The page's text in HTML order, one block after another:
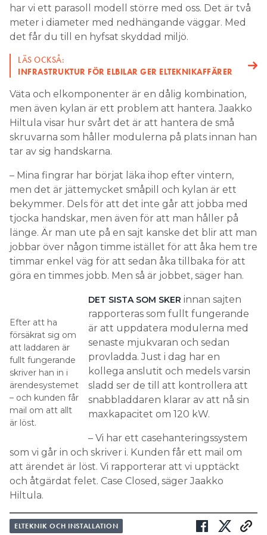
har vi ett parasoll modell större med oss. Det är två
meter i diameter med nedhängande väggar. Med
det får du till en hyfsat skyddad miljö.
LÄS OCKSÅ:
INFRASTRUKTUR FÖR ELBILAR GER ELTEKNIKAFFÄRER
Väta och elkomponenter är en dålig kombination,
men även kylan är ett problem att hantera. Jaakko
Hiltula visar hur svårt det är att hantera de små
skruvarna som håller modulerna på plats innan han
tar av sig handskarna.
– Mina fingrar har börjat läka ihop efter vintern,
men det är jättemycket småpill och kylan är ett
bekymmer. Dels för att det inte går att jobba med
tjocka handskar, men även för att man håller på
länge. Är man ute på en sajt kanske det blir att man
jobbar över någon timme istället för att åka hem tre
timmar enkel väg för att sedan åka tillbaka för att
göra en timmes jobb. Men så är jobbet, säger han.
Efter att ha
försäkrat sig om
att laddaren är
fullt fungerande
skriver han in i
ärendesystemet
– och kunden får
mail om att allt
är löst.
DET SISTA SOM SKER innan sajten
rapporteras som fullt fungerande
är att uppdatera modulerna med
senaste mjukvaran och sedan
provladda. Just i dag har en
kollega anslutit och medels varsin
sladd ser de till att kontrollera att
snabbladdaren klarar av att nå sin
maxkapacitet om 120 kW.
– Vi har ett casehanteringssystem
som vi går in och skriver i. Kunden får ett mail om
att ärendet är löst. Vi rapporterar att vi upptäckt
och åtgärdat felet. Case Closed, säger Jaakko
Hiltula.
ELTEKNIK OCH INSTALLATION